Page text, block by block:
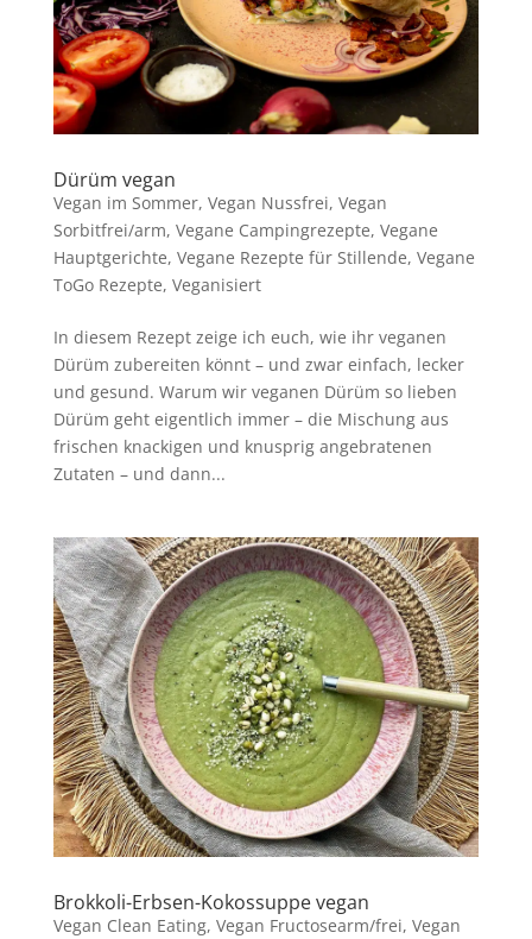
Dürüm vegan
Vegan im Sommer, Vegan Nussfrei, Vegan
Sorbitfrei/arm, Vegane Campingrezepte, Vegane
Hauptgerichte, Vegane Rezepte für Stillende, Vegane
ToGo Rezepte, Veganisiert
In diesem Rezept zeige ich euch, wie ihr veganen
Dürüm zubereiten könnt – und zwar einfach, lecker
und gesund. Warum wir veganen Dürüm so lieben
Dürüm geht eigentlich immer – die Mischung aus
frischen knackigen und knusprig angebratenen
Zutaten – und dann...
Brokkoli-Erbsen-Kokossuppe vegan
Vegan Clean Eating, Vegan Fructosearm/frei, Vegan